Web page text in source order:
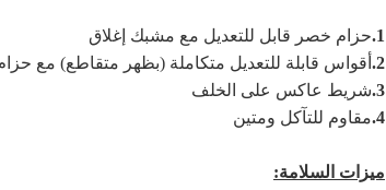
1. حزام خصر قابل للتعديل مع مشبك إغلاق
2. أقواس قابلة للتعديل متكاملة (بظهر متقاطع) مع
3. شريط عاكس على الخلف
4. مقاوم للتآكل ومتين
ميزات السلامة: